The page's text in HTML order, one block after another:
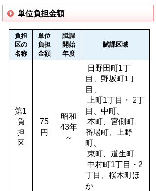
単位負担金額
負担
区の
名称
単位
負担
金額
賦課
開始
年度
賦課区域
第1
負
担
区
75
円
昭和
43年
～
日野田町1丁
目、野坂町1丁
目、
上町1丁目・ 2丁
目、中町、
本町、宮側町、
番場町、上野
町、
東町、道生町、
中村町1丁目・2
丁目、桜木町ほ
か